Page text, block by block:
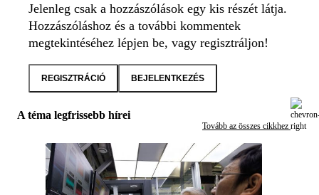
Jelenleg csak a hozzászólások egy kis részét látja.
Hozzászóláshoz és a további kommentek
megtekintéséhez lépjen be, vagy regisztráljon!
REGISZTRÁCIÓ BEJELENTKEZÉS
A téma legfrissebb hírei
Tovább az összes cikkhez